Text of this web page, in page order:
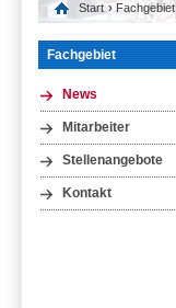
Start › Fachgebiet
Fachgebiet
News
Mitarbeiter
Stellenangebote
Kontakt